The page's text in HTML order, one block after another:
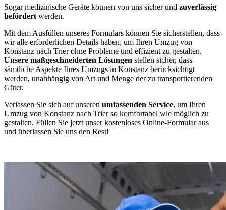
Sogar medizinische Geräte können von uns sicher und zuverlässig
befördert werden.
Mit dem Ausfüllen unseres Formulars können Sie sicherstellen, dass
wir alle erforderlichen Details haben, um Ihren Umzug von
Konstanz nach Trier ohne Probleme und effizient zu gestalten.
Unsere maßgeschneiderten Lösungen stellen sicher, dass
sämtliche Aspekte Ihres Umzugs in Konstanz berücksichtigt
werden, unabhängig von Art und Menge der zu transportierenden
Güter.
Verlassen Sie sich auf unseren umfassenden Service, um Ihren
Umzug von Konstanz nach Trier so komfortabel wie möglich zu
gestalten. Füllen Sie jetzt unser kostenloses Online-Formular aus
und überlassen Sie uns den Rest!